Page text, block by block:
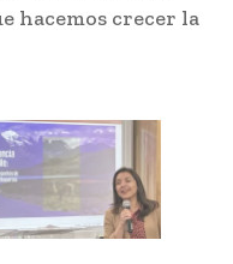
hacemos crecer la